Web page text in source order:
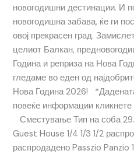
новогодишни дестинации. И
новогодишна забава, ќе ги
овој прекрасен град.
целиот Балкан,
Година и реприза на Нова
гледаме во еден од
Нова Година 2026!
повеќе информации
Сместување Тип на соба
Guest House 1/4 1/3 1/2
распродадено Passzio Panzio